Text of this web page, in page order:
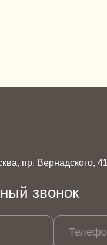
пр. Вернадского,
звонок